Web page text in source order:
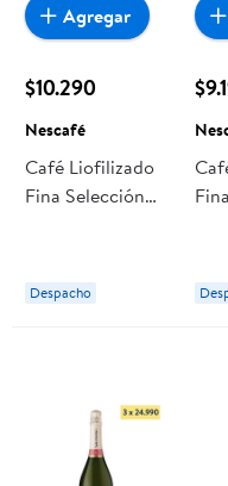
$10.290
Nescafé
Café Liofilizado
Fina Selección
Despacho
Agregar